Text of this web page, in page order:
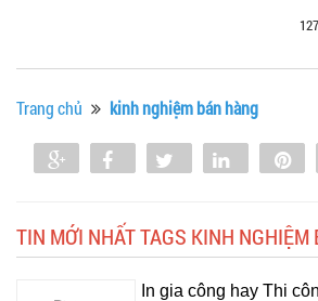
Trang chủ kinh nghiệm bán hàng
Share Share Tweet Share
TIN MỚI NHẤT TAGS KINH NGHIỆM
In gia công hay Thi